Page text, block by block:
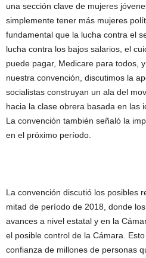
una sección clave de mujeres
simplemente tener más mujeres
fundamental que la lucha contra el
lucha contra los bajos salarios, el
puede pagar, Medicare para todos,
nuestra convención, discutimos la
socialistas construyan un ala del
hacia la clase obrera basada en las
La convención también señaló la
en el próximo período.
La convención discutió los posibles
mitad de período de 2018, donde
avances a nivel estatal y en la
el posible control de la Cámara.
confianza de millones de personas